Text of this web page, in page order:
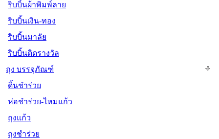
ริบบิ้นผ้าพิมพ์ลาย
ริบบิ้นเงิน-ทอง
ริบบิ้นมาลัย
ริบบิ้นติดรางวัล
ถุง บรรจุภัณฑ์
ดิ้นชำร่วย
ห่อชำร่วย-ไหมแก้ว
ถุงแก้ว
ถุงชำร่วย